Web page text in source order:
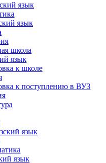
язык
язык
школа
язык
к школе
к поступлению в ВУЗ
язык
язык